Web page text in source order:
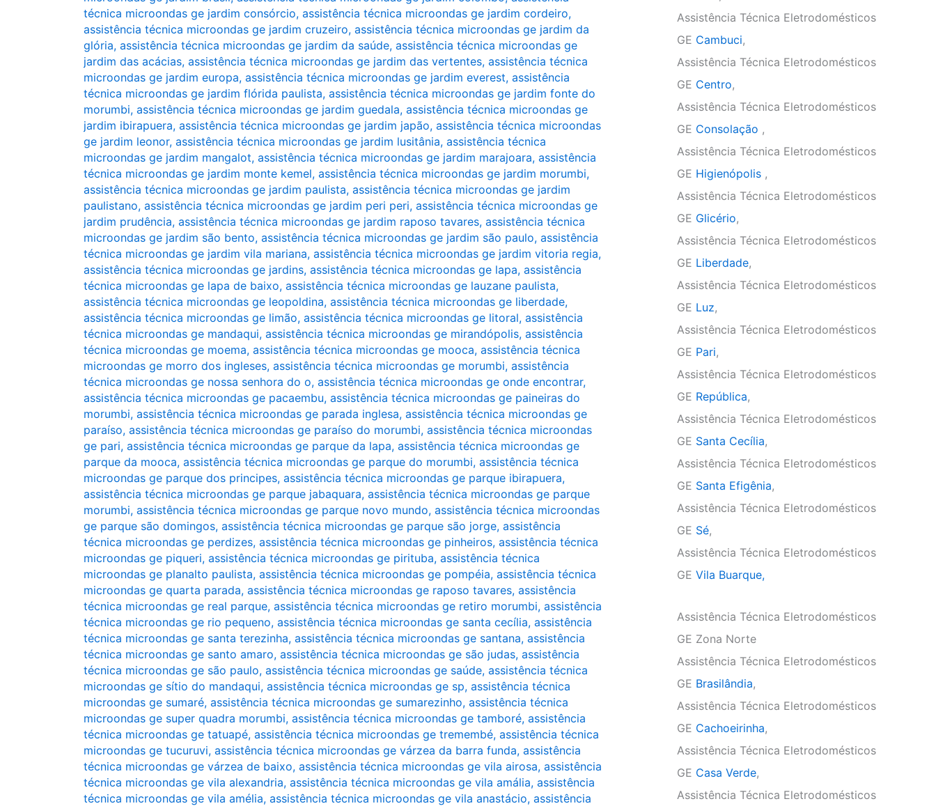
técnica microondas ge jardim consórcio, assistência técnica microondas ge jardim cordeiro,
assistência técnica microondas ge jardim cruzeiro, assistência técnica microondas ge jardim da
glória, assistência técnica microondas ge jardim da saúde, assistência técnica microondas ge
jardim das acácias, assistência técnica microondas ge jardim das vertentes, assistência técnica
microondas ge jardim europa, assistência técnica microondas ge jardim everest, assistência
técnica microondas ge jardim flórida paulista, assistência técnica microondas ge jardim fonte do
morumbi, assistência técnica microondas ge jardim guedala, assistência técnica microondas ge
jardim ibirapuera, assistência técnica microondas ge jardim japão, assistência técnica microondas
ge jardim leonor, assistência técnica microondas ge jardim lusitânia, assistência técnica
microondas ge jardim mangalot, assistência técnica microondas ge jardim marajoara, assistência
técnica microondas ge jardim monte kemel, assistência técnica microondas ge jardim morumbi,
assistência técnica microondas ge jardim paulista, assistência técnica microondas ge jardim
paulistano, assistência técnica microondas ge jardim peri peri, assistência técnica microondas ge
jardim prudência, assistência técnica microondas ge jardim raposo tavares, assistência técnica
microondas ge jardim são bento, assistência técnica microondas ge jardim são paulo, assistência
técnica microondas ge jardim vila mariana, assistência técnica microondas ge jardim vitoria regia,
assistência técnica microondas ge jardins, assistência técnica microondas ge lapa, assistência
técnica microondas ge lapa de baixo, assistência técnica microondas ge lauzane paulista,
assistência técnica microondas ge leopoldina, assistência técnica microondas ge liberdade,
assistência técnica microondas ge limão, assistência técnica microondas ge litoral, assistência
técnica microondas ge mandaqui, assistência técnica microondas ge mirandópolis, assistência
técnica microondas ge moema, assistência técnica microondas ge mooca, assistência técnica
microondas ge morro dos ingleses, assistência técnica microondas ge morumbi, assistência
técnica microondas ge nossa senhora do o, assistência técnica microondas ge onde encontrar,
assistência técnica microondas ge pacaembu, assistência técnica microondas ge paineiras do
morumbi, assistência técnica microondas ge parada inglesa, assistência técnica microondas ge
paraíso, assistência técnica microondas ge paraíso do morumbi, assistência técnica microondas
ge pari, assistência técnica microondas ge parque da lapa, assistência técnica microondas ge
parque da mooca, assistência técnica microondas ge parque do morumbi, assistência técnica
microondas ge parque dos principes, assistência técnica microondas ge parque ibirapuera,
assistência técnica microondas ge parque jabaquara, assistência técnica microondas ge parque
morumbi, assistência técnica microondas ge parque novo mundo, assistência técnica microondas
ge parque são domingos, assistência técnica microondas ge parque são jorge, assistência
técnica microondas ge perdizes, assistência técnica microondas ge pinheiros, assistência técnica
microondas ge piqueri, assistência técnica microondas ge pirituba, assistência técnica
microondas ge planalto paulista, assistência técnica microondas ge pompéia, assistência técnica
microondas ge quarta parada, assistência técnica microondas ge raposo tavares, assistência
técnica microondas ge real parque, assistência técnica microondas ge retiro morumbi, assistência
técnica microondas ge rio pequeno, assistência técnica microondas ge santa cecília, assistência
técnica microondas ge santa terezinha, assistência técnica microondas ge santana, assistência
técnica microondas ge santo amaro, assistência técnica microondas ge são judas, assistência
técnica microondas ge são paulo, assistência técnica microondas ge saúde, assistência técnica
microondas ge sítio do mandaqui, assistência técnica microondas ge sp, assistência técnica
microondas ge sumaré, assistência técnica microondas ge sumarezinho, assistência técnica
microondas ge super quadra morumbi, assistência técnica microondas ge tamboré, assistência
técnica microondas ge tatuapé, assistência técnica microondas ge tremembé, assistência técnica
microondas ge tucuruvi, assistência técnica microondas ge várzea da barra funda, assistência
técnica microondas ge várzea de baixo, assistência técnica microondas ge vila airosa, assistência
técnica microondas ge vila alexandria, assistência técnica microondas ge vila amália, assistência
técnica microondas ge vila amélia, assistência técnica microondas ge vila anastácio, assistência
Assistência Técnica Eletrodomésticos
GE Cambuci,
Assistência Técnica Eletrodomésticos
GE Centro,
Assistência Técnica Eletrodomésticos
GE Consolação ,
Assistência Técnica Eletrodomésticos
GE Higienópolis ,
Assistência Técnica Eletrodomésticos
GE Glicério,
Assistência Técnica Eletrodomésticos
GE Liberdade,
Assistência Técnica Eletrodomésticos
GE Luz,
Assistência Técnica Eletrodomésticos
GE Pari,
Assistência Técnica Eletrodomésticos
GE República,
Assistência Técnica Eletrodomésticos
GE Santa Cecília,
Assistência Técnica Eletrodomésticos
GE Santa Efigênia,
Assistência Técnica Eletrodomésticos
GE Sé,
Assistência Técnica Eletrodomésticos
GE Vila Buarque,
Assistência Técnica Eletrodomésticos
GE Zona Norte
Assistência Técnica Eletrodomésticos
GE Brasilândia,
Assistência Técnica Eletrodomésticos
GE Cachoeirinha,
Assistência Técnica Eletrodomésticos
GE Casa Verde,
Assistência Técnica Eletrodomésticos